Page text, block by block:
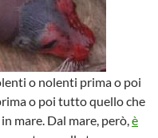
o nolenti prima o poi
o poi tutto quello che
mare. Dal mare, però,è